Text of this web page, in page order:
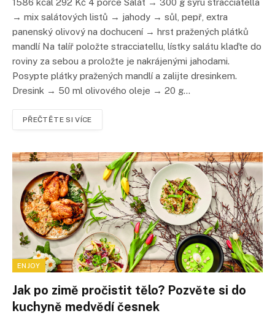
1586 kcal 292 Kč 4 porce Salát → 300 g sýru stracciatella
→ mix salátových listů → jahody → sůl, pepř, extra
panenský olivový na dochucení → hrst pražených plátků
mandlí Na talíř položte stracciatellu, lístky salátu klaďte do
roviny za sebou a proložte je nakrájenými jahodami.
Posypte plátky pražených mandlí a zalijte dresinkem.
Dresink → 50 ml olivového oleje → 20 g…
PŘEČTĚTE SI VÍCE
ENJOY
Jak po zimě pročistit tělo? Pozvěte si do
kuchyně medvědí česnek